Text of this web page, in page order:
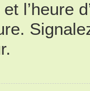
l’heure